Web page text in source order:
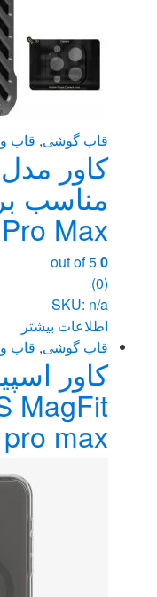
قاب گوشی, قاب
مناسب
Max
0
(0)
SKU: n/a
اطلاعات بیشتر
قاب گوشی, قاب
max